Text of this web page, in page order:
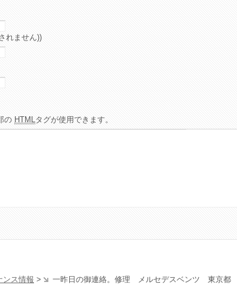
れません))
の HTMLタグが使用できます。
ンス情報 > 一昨日の御連絡。修理 メルセデスベンツ 東京都